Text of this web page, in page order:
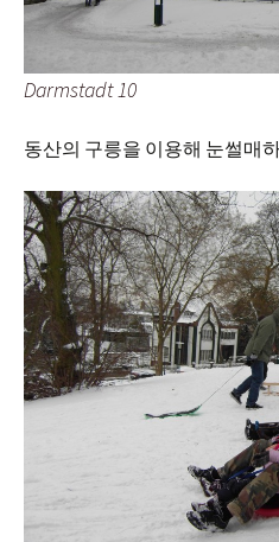
Darmstadt 10
동산의 구릉을 이용해 눈썰매